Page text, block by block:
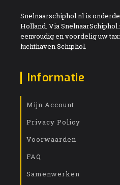
Snelnaarschiphol.nl is
Holland. Via
eenvoudig en voordelig uw
luchthaven Schiphol.
Informatie
Mijn Account
Privacy Policy
Voorwaarden
FAQ
Samenwerken